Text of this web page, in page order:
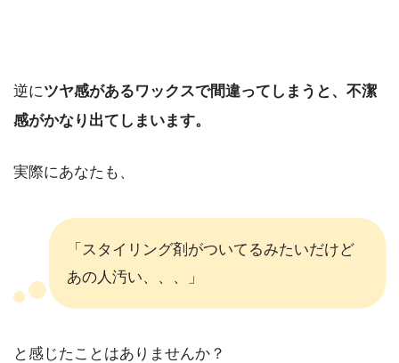
逆にツヤ感があるワックスで間違ってしまうと、不潔
感がかなり出てしまいます。
実際にあなたも、
「スタイリング剤がついてるみたいだけど
あの人汚い、、、」
と感じたことはありませんか？